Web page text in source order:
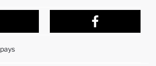
sur DeFacto ?
DeFacto?
525 076 633